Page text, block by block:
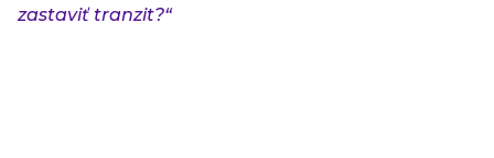
zastaviť tranzit?“